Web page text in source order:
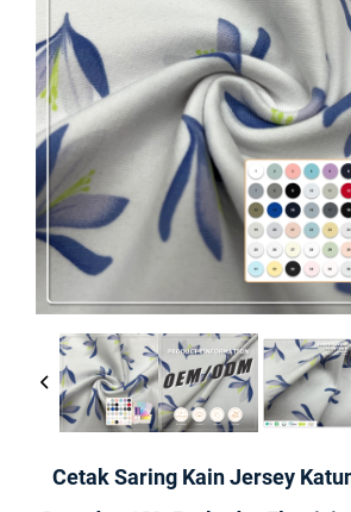
Cetak Saring Kain Jersey